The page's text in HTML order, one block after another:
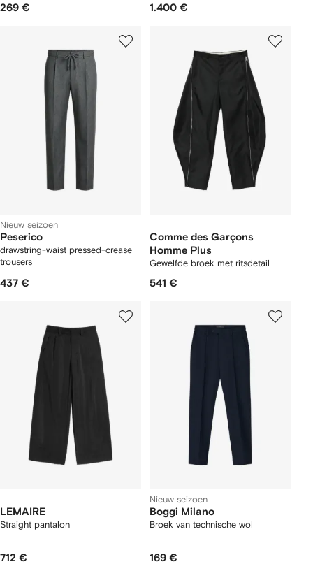
269 € 1.400 €
Nieuw seizoen
Peserico
drawstring-waist pressed-crease
trousers
437 €
Comme des Garçons
Homme Plus
Gewelfde broek met ritsdetail
541 €
LEMAIRE
Straight pantalon
712 €
Nieuw seizoen
Boggi Milano
Broek van technische wol
169 €